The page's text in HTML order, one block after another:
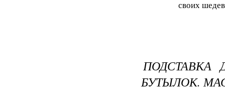
своих
ПОДСТАВКА
БУТЫЛОК.